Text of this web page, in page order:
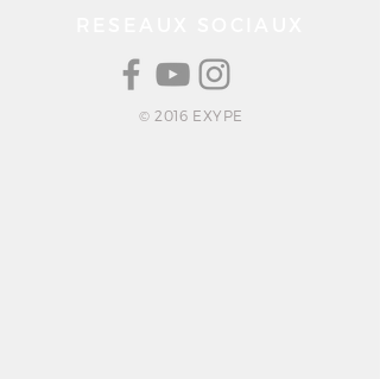
© 2016 EXYPE